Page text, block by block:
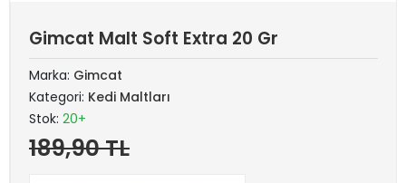
Gimcat Malt Soft Extra 20 Gr
Marka: Gimcat
Kategori: Kedi Maltları
Stok: 20+
189,90 TL